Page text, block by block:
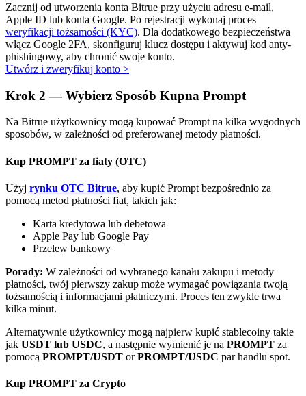
Bitrue
AI
Bitruści Partnerzy
Afiliaci Bitrue
Zacznij od utworzenia konta Bitrue przy użyciu adresu e-mail,
Apple ID lub konta Google. Po rejestracji wykonaj proces
weryfikacji tożsamości (KYC). Dla dodatkowego bezpieczeństwa
włącz Google 2FA, skonfiguruj klucz dostępu i aktywuj kod anty-
phishingowy, aby chronić swoje konto.
Utwórz i zweryfikuj konto >
Krok 2 — Wybierz Sposób Kupna Prompt
Na Bitrue użytkownicy mogą kupować Prompt na kilka wygodnych
sposobów, w zależności od preferowanej metody płatności.
Kup PROMPT za fiaty (OTC)
Użyj rynku OTC Bitrue, aby kupić Prompt bezpośrednio za
pomocą metod płatności fiat, takich jak:
Karta kredytowa lub debetowa
Apple Pay lub Google Pay
Przelew bankowy
Porady: W zależności od wybranego kanału zakupu i metody
płatności, twój pierwszy zakup może wymagać powiązania twoją
tożsamością i informacjami płatniczymi. Proces ten zwykle trwa
kilka minut.
Alternatywnie użytkownicy mogą najpierw kupić stablecoiny takie
jak USDT lub USDC, a następnie wymienić je na PROMPT za
pomocą PROMPT/USDT orPROMPT/USDC par handlu spot.
Kup PROMPT za Crypto